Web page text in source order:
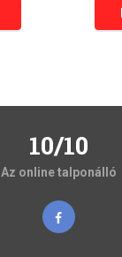
10/10
Az online talponálló